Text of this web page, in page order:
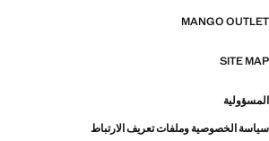
MANGO OUTLET
SITE MAP
المسؤولية
سياسة الخصوصية وملفات تعريف الارتباط